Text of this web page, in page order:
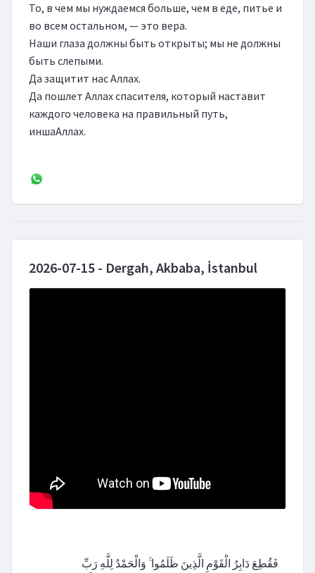
То, в чем мы нуждаемся больше, чем в еде, питье и
во всем остальном, — это вера.
Наши глаза должны быть открыты; мы не должны
быть слепыми.
Да защитит нас Аллах.
Да пошлет Аллах спасителя, который наставит
каждого человека на правильный путь,
иншаАллах.
2026-07-15 - Dergah, Akbaba, İstanbul